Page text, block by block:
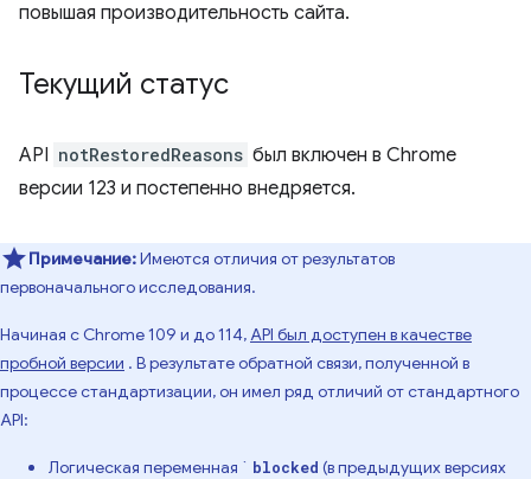
повышая производительность сайта.
Текущий статус
API notRestoredReasons был включен в Chrome
версии 123 и постепенно внедряется.
Примечание:Имеются отличия от результатов
первоначального исследования.
Начиная с Chrome 109 и до 114,API был доступен в качестве
пробной версии . В результате обратной связи, полученной в
процессе стандартизации, он имел ряд отличий от стандартного
API:
Логическая переменная ` blocked (в предыдущих версиях